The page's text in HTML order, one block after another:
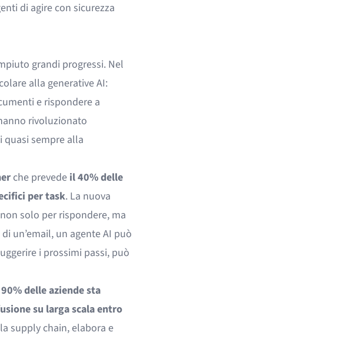
di agire con sicurezza
grandi progressi. Nel
alla generative AI:
e rispondere a
rivoluzionato
quasi sempre alla
che prevede il 40% delle
per task. La nuova
solo per rispondere, ma
un’email, un agente AI può
i prossimi passi, può
delle aziende sta
su larga scala entro
supply chain, elabora e